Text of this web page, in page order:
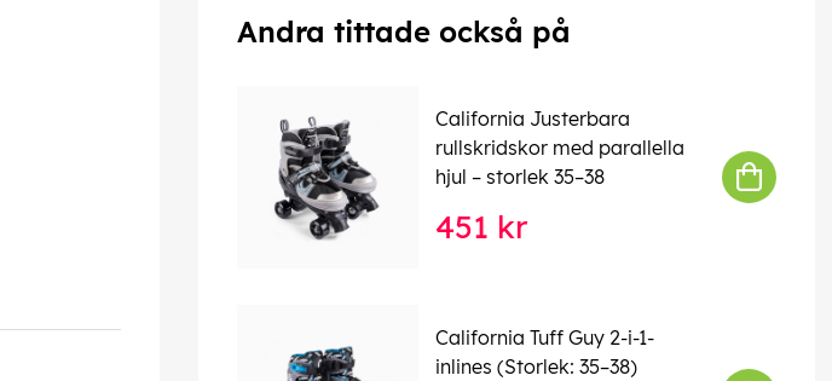
Andra tittade också på
California Justerbara
rullskridskor med parallella
hjul – storlek 35–38
451 kr
California Tuff Guy 2-i-1-
inlines (Storlek: 35–38)